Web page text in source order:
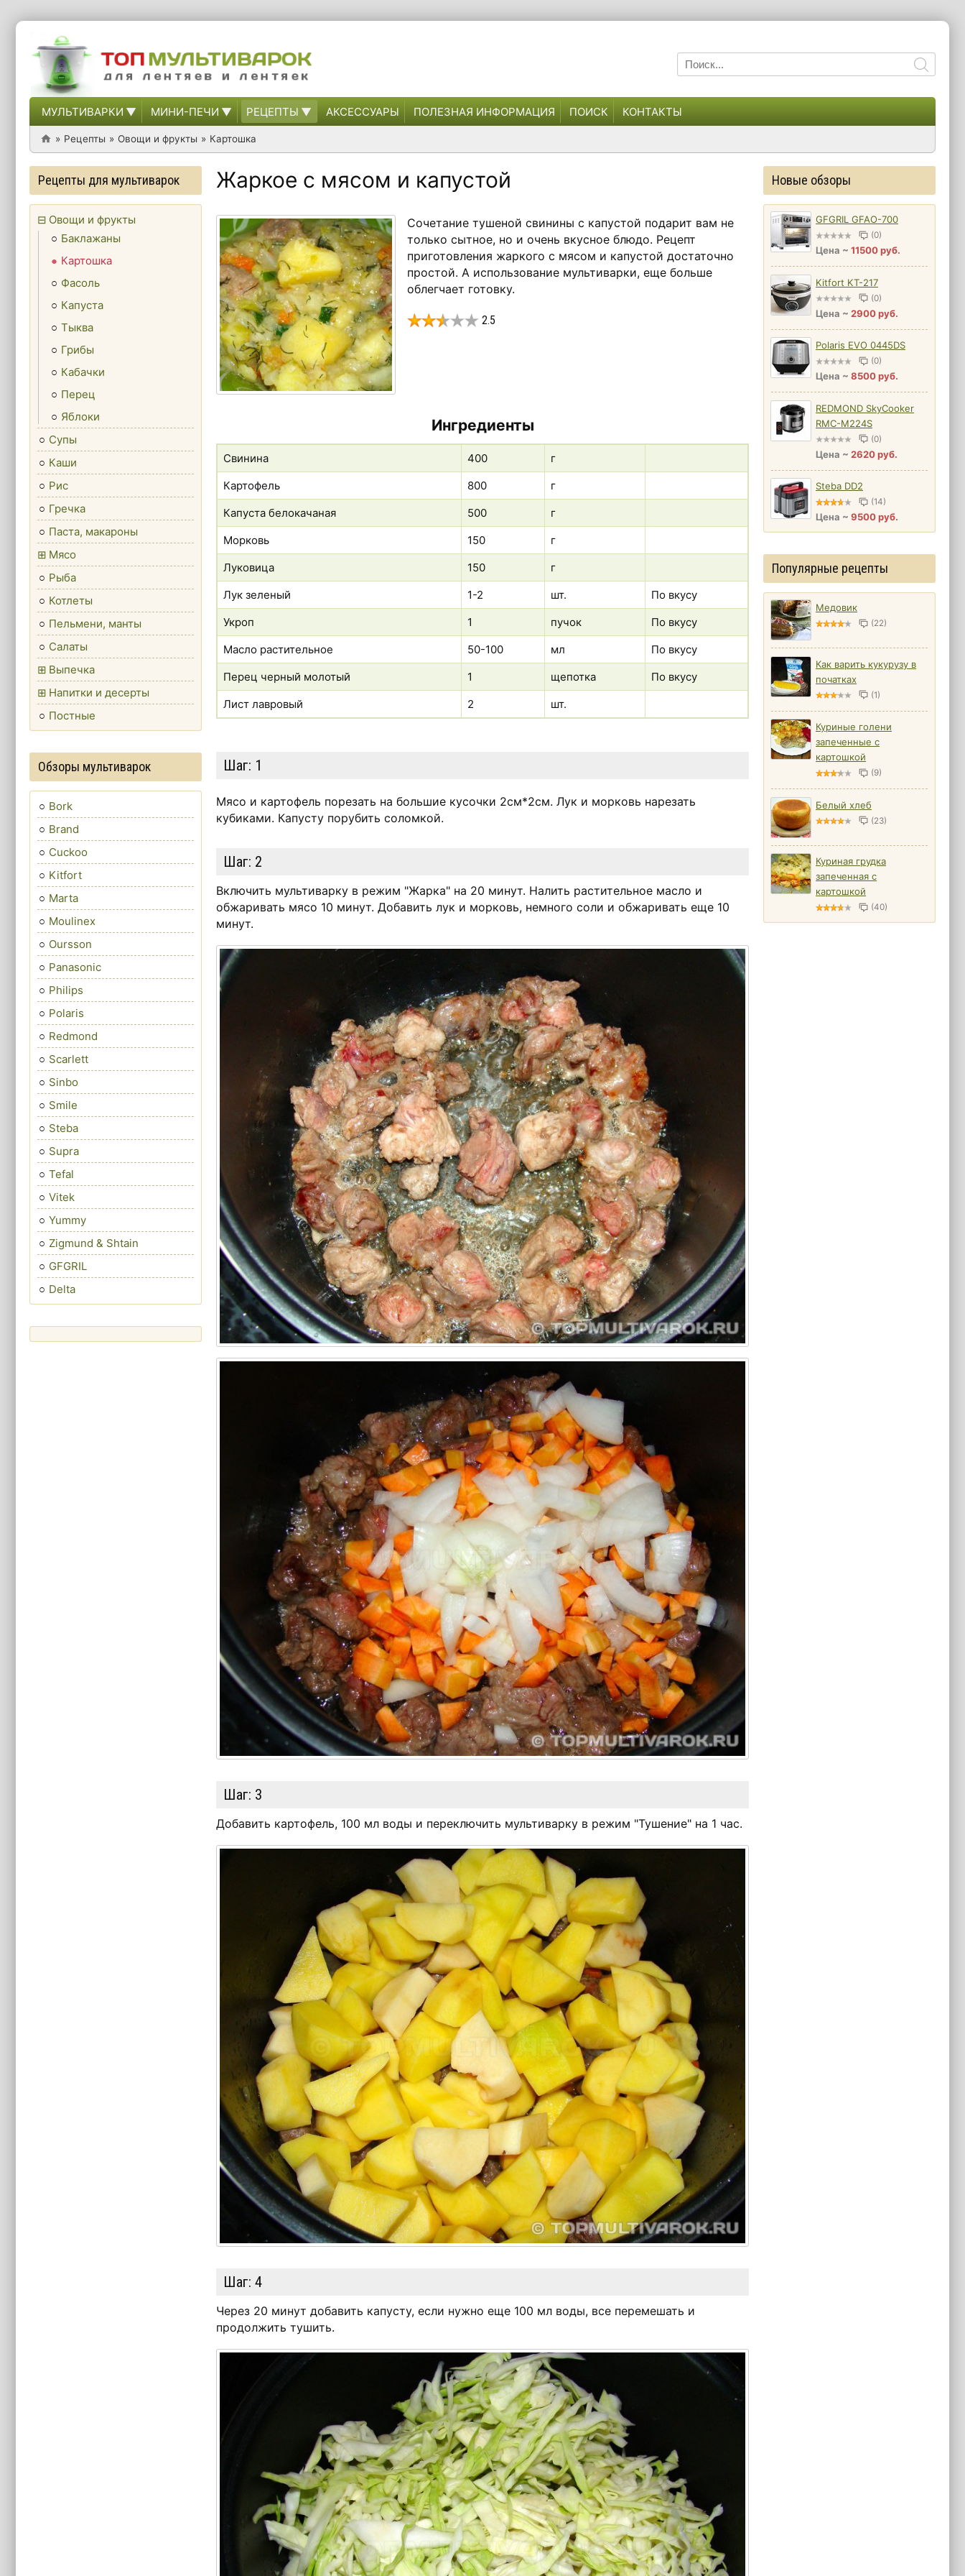
МУЛЬТИВАРКИ МИНИ-ПЕЧИ РЕЦЕПТЫ АКСЕССУАРЫ ПОЛЕЗНАЯ ИНФОРМАЦИЯ ПОИСК КОНТАКТЫ
Рецепты Овощи и фрукты Картошка
Рецепты для мультиварок
Овощи и фрукты
Баклажаны
Картошка
Фасоль
Капуста
Тыква
Грибы
Кабачки
Перец
Яблоки
Супы
Каши
Рис
Гречка
Паста, макароны
Мясо
Рыба
Котлеты
Пельмени, манты
Салаты
Выпечка
Напитки и десерты
Постные
Обзоры мультиварок
Bork
Brand
Cuckoo
Kitfort
Marta
Moulinex
Oursson
Panasonic
Philips
Polaris
Redmond
Scarlett
Sinbo
Smile
Steba
Supra
Tefal
Vitek
Yummy
Zigmund & Shtain
GFGRIL
Delta
Жаркое с мясом и капустой
Сочетание тушеной свинины с капустой подарит вам не
только сытное, но и очень вкусное блюдо. Рецепт
приготовления жаркого с мясом и капустой достаточно
простой. А использование мультиварки, еще больше
облегчает готовку.
2.5
Ингредиенты
Свинина 400
г
Картофель
800
г
Капуста белокачаная
500
г
Морковь
150
г
Луковица
150
г
Лук зеленый
1-2 шт.
По вкусу
Укроп
1 пучок
По вкусу
Масло растительное
50-100 мл
По вкусу
Перец черный молотый
1 щепотка
По вкусу
Лист лавровый
2 шт.
Шаг: 1
Мясо и картофель порезать на большие кусочки 2см*2см. Лук и морковь нарезать
кубиками. Капусту порубить соломкой.
Шаг: 2
Включить мультиварку в режим "Жарка" на 20 минут. Налить растительное масло и
обжаривать мясо 10 минут. Добавить лук и морковь, немного соли и обжаривать еще 10
минут.
Шаг: 3
Добавить картофель, 100 мл воды и переключить мультиварку в режим "Тушение" на 1 час.
Шаг: 4
Через 20 минут добавить капусту, если нужно еще 100 мл воды, все перемешать и
продолжить тушить.
Новые обзоры
GFGRIL GFAO-700
(0)
Цена ~ 11500 руб.
Kitfort KT-217
(0)
Цена ~ 2900 руб.
Polaris EVO 0445DS
(0)
Цена ~ 8500 руб.
REDMOND SkyCooker
RMC-M224S
(0)
Цена ~ 2620 руб.
Steba DD2
(14)
Цена ~ 9500 руб.
Популярные рецепты
Медовик
(22)
Как варить кукурузу в
початках
(1)
Куриные голени
запеченные с
картошкой
(9)
Белый хлеб
(23)
Куриная грудка
запеченная с
картошкой
(40)